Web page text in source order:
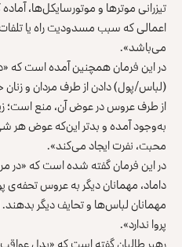
تیزرانی موترها و موتورسایکل‌ها،
اعمالی که سبب مسدودیت راه یا
می‌باشد».
در این فرمان همچنین آمده است که
(لباس/پول) دادن از طرف مردان و
از طرف عروس در عوض آن، منع است؛
به‌وجود آمده و بدتر این‌که عوض هر
محبت، نفرت ایجاد می‌کند».
در این فرمان گفته شده است که «در
داماد، مهمانان دیگر به عروس
مهمانان لباس‌ها و تحایف دیگر بدهند.
پروا ندارد».